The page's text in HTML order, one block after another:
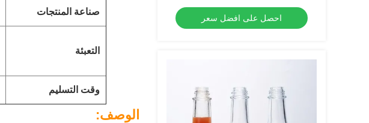
التسرب
احصل على افضل سعر
صناعة المنتجات
التعبئة
وقت التسليم
الوصف: